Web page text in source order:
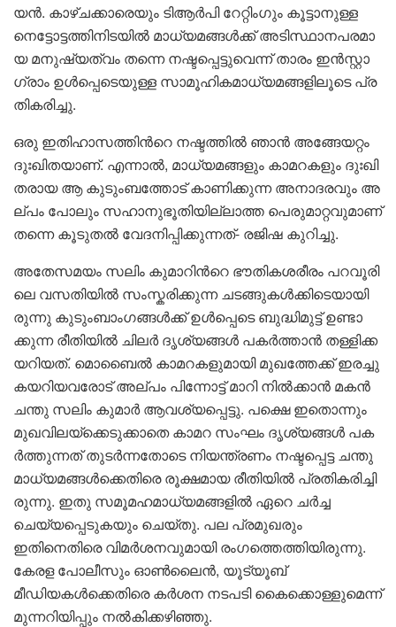
യ​ൻ. കാ​ഴ്ച​ക്കാ​രെ​യും ടി​ആ​ർ​പി റേ​റ്റിം​ഗും കൂ​ട്ടാ​നു​ള്ള
നെ​ട്ടോ​ട്ട​ത്തി​നി​ട​യി​ൽ മാ​ധ്യ​മ​ങ്ങ​ൾ​ക്ക് അ​ടി​സ്ഥാ​ന​പ​ര​മാ​
യ മ​നു​ഷ്യ​ത്വം ത​ന്നെ ന​ഷ്ട​പ്പെ​ട്ടു​വെ​ന്ന് താ​രം ഇ​ൻ​സ്റ്റാ​
ഗ്രാം ഉ​ൾ​പ്പെ​ടെ​യു​ള്ള സാ​മൂ​ഹി​ക​മാ​ധ്യ​മ​ങ്ങ​ളി​ലൂ​ടെ പ്ര​
തി​ക​രി​ച്ചു.
ഒ​രു ഇ​തി​ഹാ​സ​ത്തി​ൻറെ ന​ഷ്ട​ത്തി​ൽ ഞാ​ൻ അ​ങ്ങേ​യ​റ്റം
ദുഃ​ഖി​ത​യാ​ണ്. എ​ന്നാ​ൽ, മാ​ധ്യ​മ​ങ്ങ​ളും കാ​മ​റ​ക​ളും ദുഃ​ഖി​
ത​രാ​യ ആ ​കു​ടും​ബ​ത്തോ​ട് കാ​ണി​ക്കു​ന്ന അ​നാ​ദ​ര​വും അ​
ല്പം പോ​ലും സ​ഹാ​നു​ഭൂ​തി​യി​ല്ലാ​ത്ത പെ​രു​മാ​റ്റ​വു​മാ​ണ്
ത​ന്നെ കൂ​ടു​ത​ൽ വേ​ദ​നി​പ്പി​ക്കു​ന്ന​ത്- ര​ജി​ഷ കു​റി​ച്ചു.
അതേസമയം സ​ലിം കു​മാ​റി​ൻറെ ഭൗ​തി​ക​ശ​രീ​രം പ​റ​വൂ​രി​
ലെ വ​സ​തി​യി​ൽ സം​സ്ക​രി​ക്കു​ന്ന ച​ട​ങ്ങു​ക​ൾ​ക്കി​ടെ​യാ​യി​
രു​ന്നു കു​ടും​ബാം​ഗ​ങ്ങ​ൾ​ക്ക് ഉ​ൾ​പ്പെ​ടെ ബു​ദ്ധി​മു​ട്ട് ഉ​ണ്ടാ​
ക്കു​ന്ന രീ​തി​യി​ൽ ചി​ല​ർ ദൃ​ശ്യ​ങ്ങ​ൾ പ​ക​ർ​ത്താ​ൻ ത​ള്ളി​ക്ക​
യ​റി​യ​ത്. മൊ​ബൈ​ൽ കാ​മ​റ​ക​ളു​മാ​യി മു​ഖ​ത്തേ​ക്ക് ഇ​ര​ച്ചു​
ക​യ​റി​യ​വ​രോ​ട് അ​ല്പം പി​ന്നോ​ട്ട് മാ​റി നി​ൽ​ക്കാ​ൻ മ​ക​ൻ
ച​ന്തു സ​ലിം കു​മാ​ർ ആ​വ​ശ്യ​പ്പെ​ട്ടു. പക്ഷെ ഇതൊന്നും
മുഖവിലയ്ക്കെടുക്കാതെ കാ​മ​റ സം​ഘം ദൃ​ശ്യ​ങ്ങ​ൾ പ​ക​
ർ​ത്തു​ന്ന​ത് തു​ട​ർ​ന്ന​തോ​ടെ നി​യ​ന്ത്ര​ണം ന​ഷ്ട​പ്പെ​ട്ട ച​ന്തു
മാ​ധ്യ​മ​ങ്ങ​ൾ​ക്കെ​തി​രെ രൂ​ക്ഷ​മാ​യ രീ​തി​യി​ൽ പ്ര​തി​ക​രി​ച്ചി​
രു​ന്നു. ഇതു സമൂമഹമാധ്യമങ്ങളിൽ ഏറെ ചർച്ച
ചെയ്യപ്പെടുകയും ചെയ്തു. പല പ്രമുഖരും
ഇതിനെതിരെ വിമർശനവുമായി രം​ഗത്തെത്തിയിരുന്നു.
കേരള പോലീസും ഓൺലൈൻ, യൂട്യൂബ്
മീഡിയകൾക്കെതിരെ കർശന നടപടി കൈക്കൊള്ളുമെന്ന്
മുന്നറിയിപ്പും നൽകിക്കഴിഞ്ഞു.